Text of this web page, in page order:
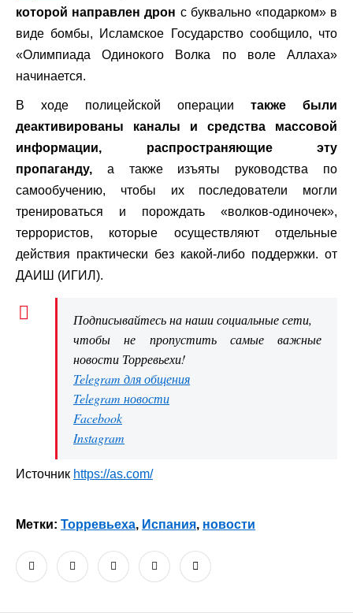
которой направлен дрон с буквально «подарком» в
виде бомбы, Исламское Государство сообщило, что
«Олимпиада Одинокого Волка по воле Аллаха»
начинается.
В ходе полицейской операции также были
деактивированы каналы и средства массовой
информации, распространяющие эту
пропаганду, а также изъяты руководства по
самообучению, чтобы их последователи могли
тренироваться и порождать «волков-одиночек»,
террористов, которые осуществляют отдельные
действия практически без какой-либо поддержки. от
ДАИШ (ИГИЛ).
Подписывайтесь на наши социальные сети,
чтобы не пропустить самые важные
новости Торревьехи!
Telegram для общения
Telegram новости
Facebook
Instagram
Источник https://as.com/
Метки: Торревьеха, Испания, новости